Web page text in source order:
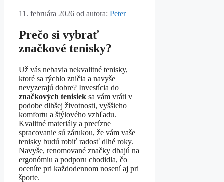
11. februára 2026 od autora: Peter
Prečo si vybrať
značkové tenisky?
Už vás nebavia nekvalitné tenisky,
ktoré sa rýchlo zničia a navyše
nevyzerajú dobre? Investícia do
značkových tenisiek sa vám vráti v
podobe dlhšej životnosti, vyššieho
komfortu a štýlového vzhľadu.
Kvalitné materiály a precízne
spracovanie sú zárukou, že vám vaše
tenisky budú robiť radosť dlhé roky.
Navyše, renomované značky dbajú na
ergonómiu a podporu chodidla, čo
oceníte pri každodennom nosení aj pri
športe.